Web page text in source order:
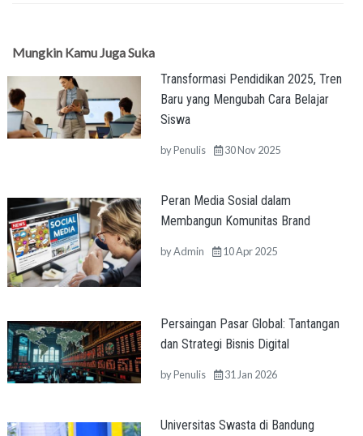
Mungkin Kamu Juga Suka
Transformasi Pendidikan 2025, Tren
Baru yang Mengubah Cara Belajar
Siswa
byPenulis 30 Nov 2025
Peran Media Sosial dalam
Membangun Komunitas Brand
byAdmin 10 Apr 2025
Persaingan Pasar Global: Tantangan
dan Strategi Bisnis Digital
byPenulis 31 Jan 2026
Universitas Swasta di Bandung